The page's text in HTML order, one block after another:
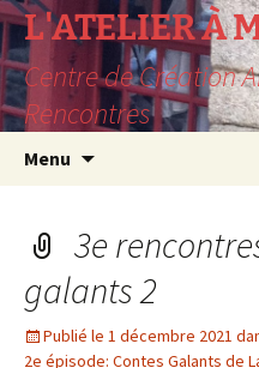
L'ATELIER À
Centre de Création
Rencontres
Menu
3e
galants 2
Publié le 1 décembre 2021
2e épisode: Contes Galants de